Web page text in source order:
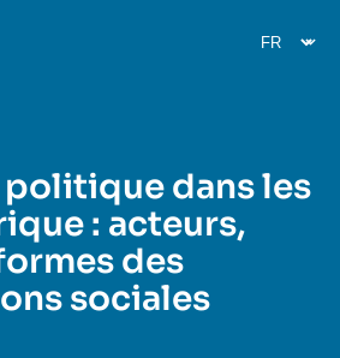
politique dans les
: acteurs,
des
sociales